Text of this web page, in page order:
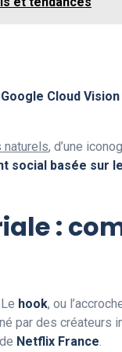
Google Cloud Vision
naturels, d’une
social basée sur
:
hook, ou
par des créateurs
Netflix France.